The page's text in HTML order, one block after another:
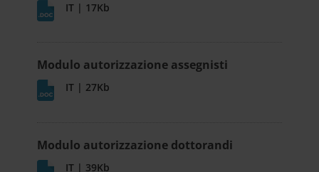
IT | 17Kb
Modulo autorizzazione assegnisti
IT | 27Kb
Modulo autorizzazione dottorandi
IT | 39Kb